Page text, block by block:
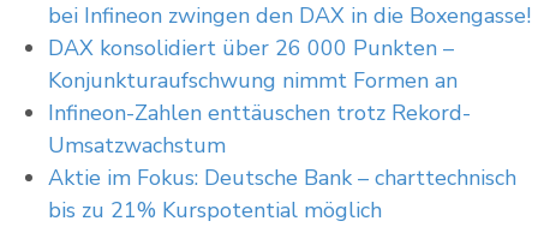
bei Infineon zwingen den DAX in die Boxengasse!
DAX konsolidiert über 26 000 Punkten –
Konjunkturaufschwung nimmt Formen an
Infineon-Zahlen enttäuschen trotz Rekord-
Umsatzwachstum
Aktie im Fokus: Deutsche Bank – charttechnisch
bis zu 21% Kurspotential möglich